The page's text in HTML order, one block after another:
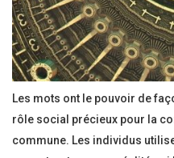
Les mots ont le pouvoir de
rôle social précieux pour la
commune. Les individus